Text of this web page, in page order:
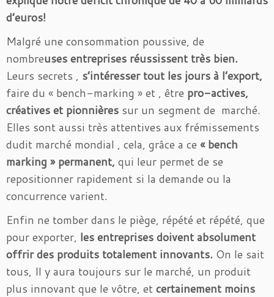
d’euros!
Malgré une consommation poussive, de
nombreuses entreprises réussissent très bien.
Leurs secrets , s’intéresser tout les jours à l’export,
faire du « bench-marking » et , être pro-actives,
créatives et pionnières sur un segment de marché.
Elles sont aussi très attentives aux frémissements
dudit marché mondial , cela, grâce a ce « bench
marking » permanent, qui leur permet de se
repositionner rapidement si la demande ou la
concurrence varient.
Enfin ne tomber dans le piège, répété et répété, que
pour exporter, les entreprises doivent absolument
offrir des produits totalement innovants. On le sait
tous, Il y aura toujours sur le marché, un produit
plus innovant que le vôtre, etcertainement moins